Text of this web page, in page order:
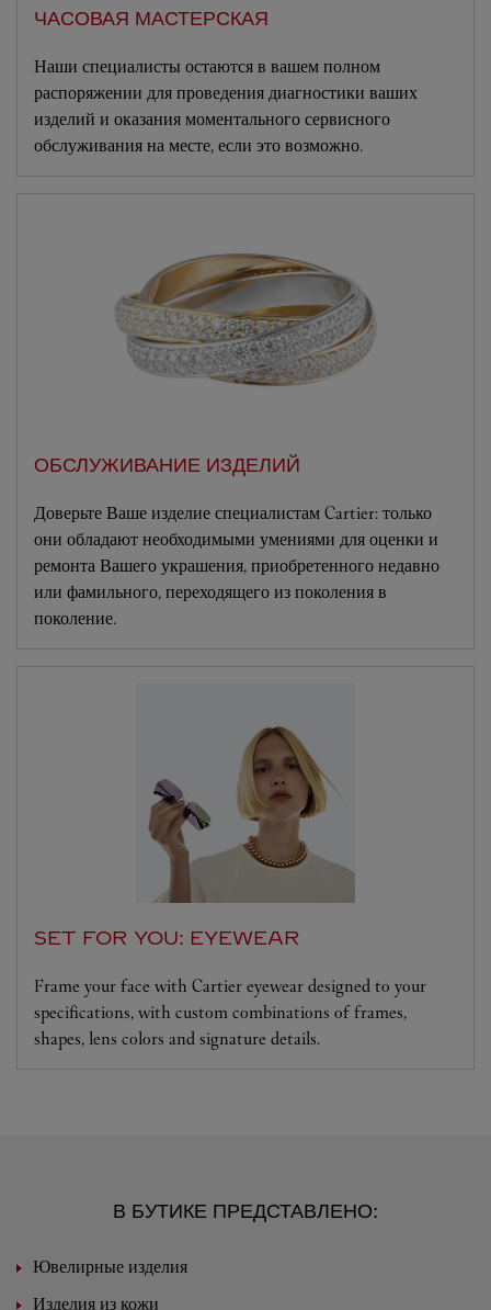
ЧАСОВАЯ МАСТЕРСКАЯ
Наши специалисты остаются в вашем полном
распоряжении для проведения диагностики ваших
изделий и оказания моментального сервисного
обслуживания на месте, если это возможно.
ОБСЛУЖИВАНИЕ ИЗДЕЛИЙ
Доверьте Ваше изделие специалистам Cartier: только
они обладают необходимыми умениями для оценки и
ремонта Вашего украшения, приобретенного недавно
или фамильного, переходящего из поколения в
поколение.
SET FOR YOU: EYEWEAR
Frame your face with Cartier eyewear designed to your
specifications, with custom combinations of frames,
shapes, lens colors and signature details.
В БУТИКЕ ПРЕДСТАВЛЕНО:
Ювелирные изделия
Изделия из кожи